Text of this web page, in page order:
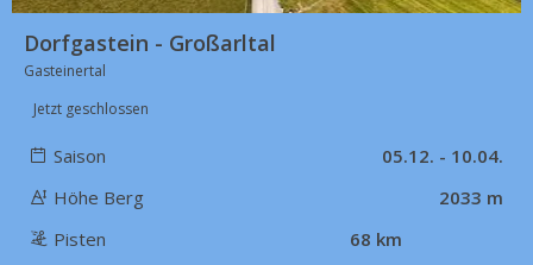
Dorfgastein - Großarltal
Gasteinertal
Jetzt geschlossen
Saison
05.12. - 10.04.
Höhe Berg
2033 m
Pisten
68 km